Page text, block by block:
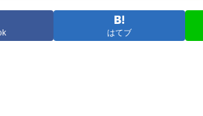
はてブ